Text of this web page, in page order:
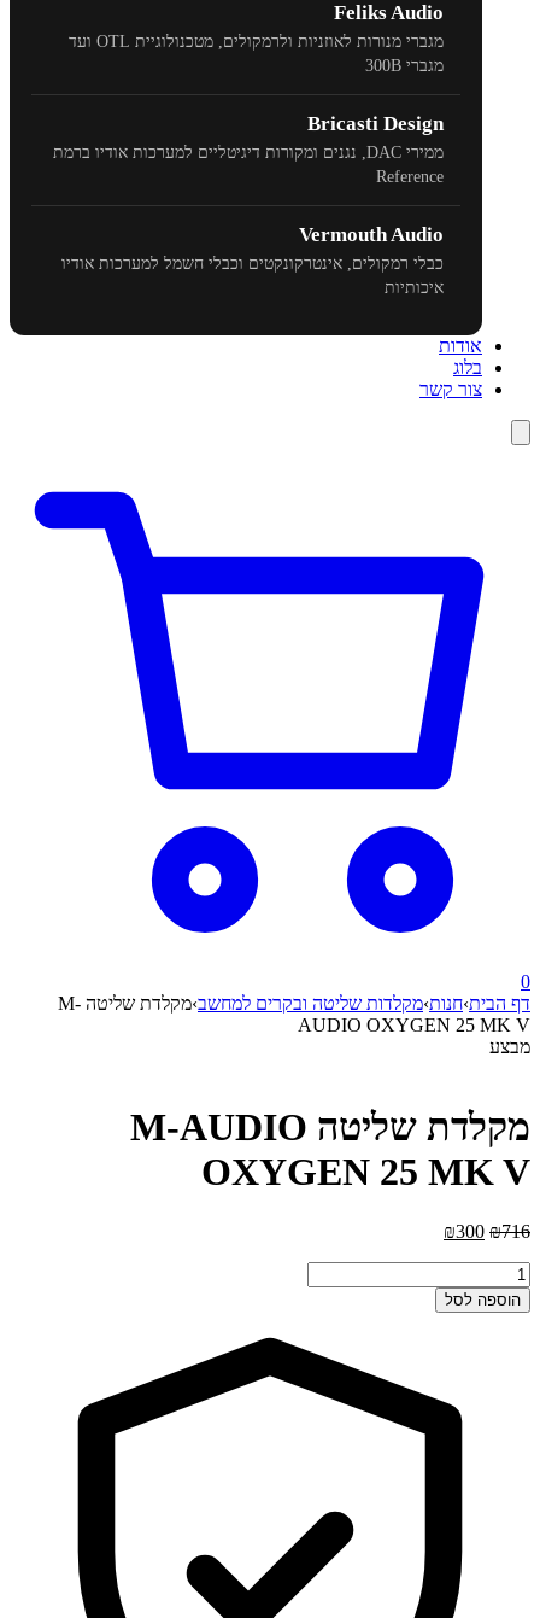
Feliks Audio
מגברי מנורות לאוזניות ולרמקולים, מטכנולוגיית OTL ועד
מגברי 300B
Bricasti Design
ממירי DAC, נגנים ומקורות דיגיטליים למערכות אודיו ברמת
Reference
Vermouth Audio
כבלי רמקולים, אינטרקונקטים וכבלי חשמל למערכות אודיו
איכותיות
אודות
בלוג
צור קשר
0
דף הבית›חנות›מקלדות שליטה ובקרים למחשב›
מקלדת שליטה M-
AUDIO OXYGEN 25 MK V
מבצע
מקלדת שליטה M-AUDIO
OXYGEN 25 MK V
₪716
המחיר
₪716.
₪300
₪300.
כמות
של
מקלדת
OXYGEN
הוספה לסל